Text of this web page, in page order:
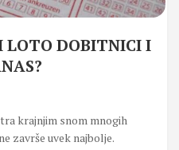
LOTO DOBITNICI I
krajnjim snom mnogih
završe uvek najbolje.